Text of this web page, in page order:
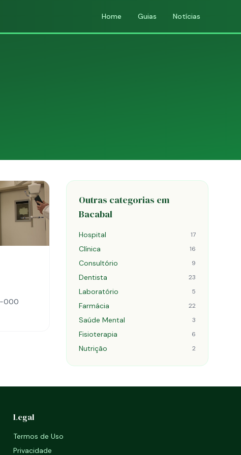
Home Guias Notícias
000
Outras categorias em
Bacabal
Hospital 17
Clínica 16
Consultório 9
Dentista 23
Laboratório 5
Farmácia 22
Saúde Mental 3
Fisioterapia 6
Nutrição 2
Legal
Termos de Uso
Privacidade